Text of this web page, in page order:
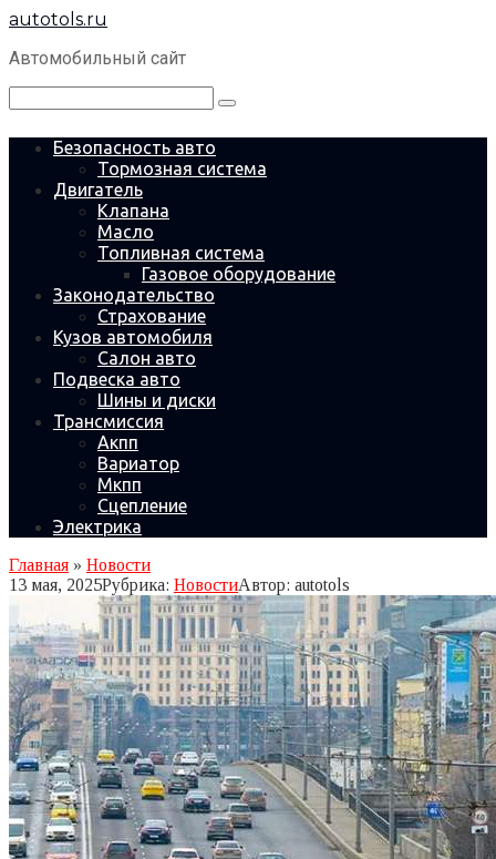
Перейти
контенту
autotols.ru
Автомобильный сайт
Безопасность авто
Тормозная система
Двигатель
Клапана
Масло
Топливная система
Газовое оборудование
Законодательство
Страхование
Кузов автомобиля
Салон авто
Подвеска авто
Шины и диски
Трансмиссия
Акпп
Вариатор
Мкпп
Сцепление
Электрика
Главная » Новости
13 мая, 2025Рубрика: НовостиАвтор: autotols